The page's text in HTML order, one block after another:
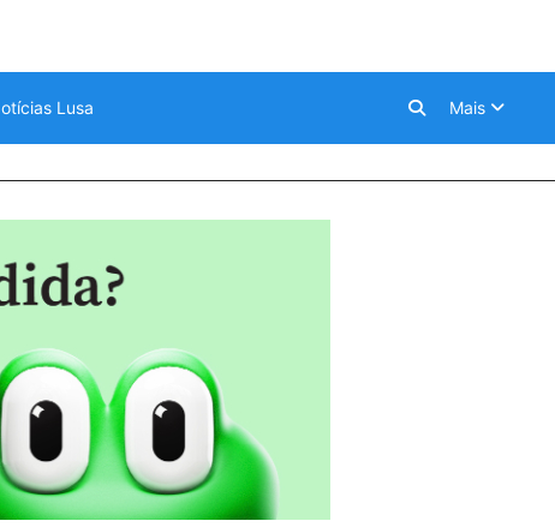
Lusa Mais